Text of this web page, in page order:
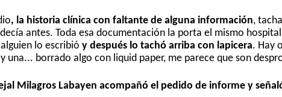
, la historia clínica con faltante de alguna información,
antes. Toda esa documentación la porta el mismo
lo escribió y después lo tachó arriba con lapicera. Hay
una... borrado algo con liquid paper, me parece que son
Milagros Labayen acompañó el pedido de informe y